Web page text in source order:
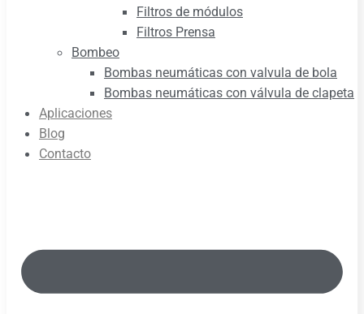
Filtros de módulos
Filtros Prensa
Bombeo
Bombas neumáticas con valvula de bola
Bombas neumáticas con válvula de clapeta
Aplicaciones
Blog
Contacto